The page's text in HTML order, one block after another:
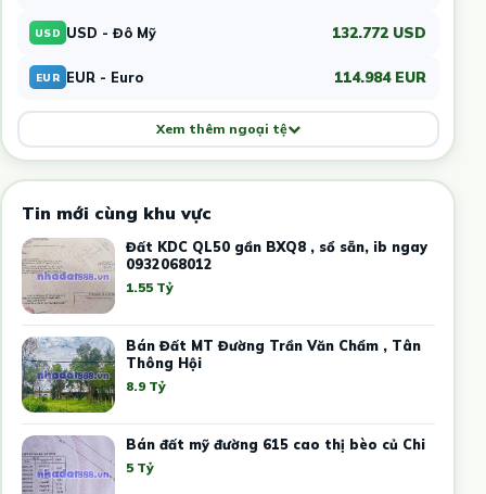
USD USD - Đô Mỹ 132.772 USD
EUR EUR - Euro 114.984 EUR
Xem thêm ngoại tệ
Tin mới cùng khu vực
Đất KDC QL50 gần BXQ8 , sổ sẵn, ib ngay
0932068012
1.55 Tỷ
Bán Đất MT Đường Trần Văn Chẩm , Tân
Thông Hội
8.9 Tỷ
Bán đất mỹ đường 615 cao thị bèo củ Chi
5 Tỷ